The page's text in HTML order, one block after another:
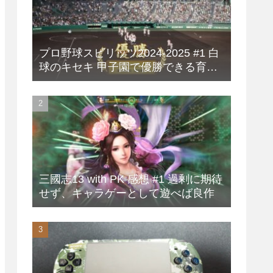
プロ野球スピリッツ2024-2025 #1 白
球のキセキ 甲子園で優勝できる育成
方法
三國志13 with PK 感想 #1 過剰に期待
せず、キャラゲーとして遊べば良作